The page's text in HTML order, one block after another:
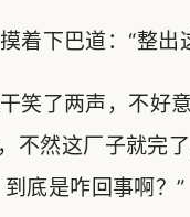
下巴道：“整出
了两声，不好
不然这厂子就完
底是咋回事啊？”